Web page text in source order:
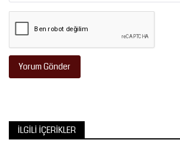
Yorum Gönder
İLGILI İÇERIKLER